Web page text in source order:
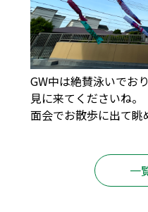
GW中は絶賛泳いでお
見に来てくださいね。
面会でお散歩に出て眺
一